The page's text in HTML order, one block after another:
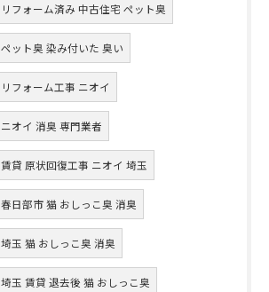
リフォーム済み 中古住宅 ペット臭
ペット臭 染み付いた 臭い
リフォーム工事 ニオイ
ニオイ 消臭 専門業者
賃貸 原状回復工事 ニオイ 埼玉
春日部市 猫 おしっこ臭 消臭
埼玉 猫 おしっこ臭 消臭
埼玉 賃貸 退去後 猫 おしっこ臭